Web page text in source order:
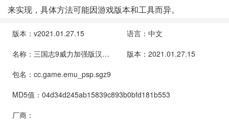
来实现，具体方法可能因游戏版本和工具而异。
版本：v2021.01.27.15
语言：中文
名称：三国志9威力加强版汉化版
版本：2021.01.27.15
包名：cc.game.emu_psp.sgz9
MD5值：04d34d245ab15839c893b0bfd181b553
厂商：